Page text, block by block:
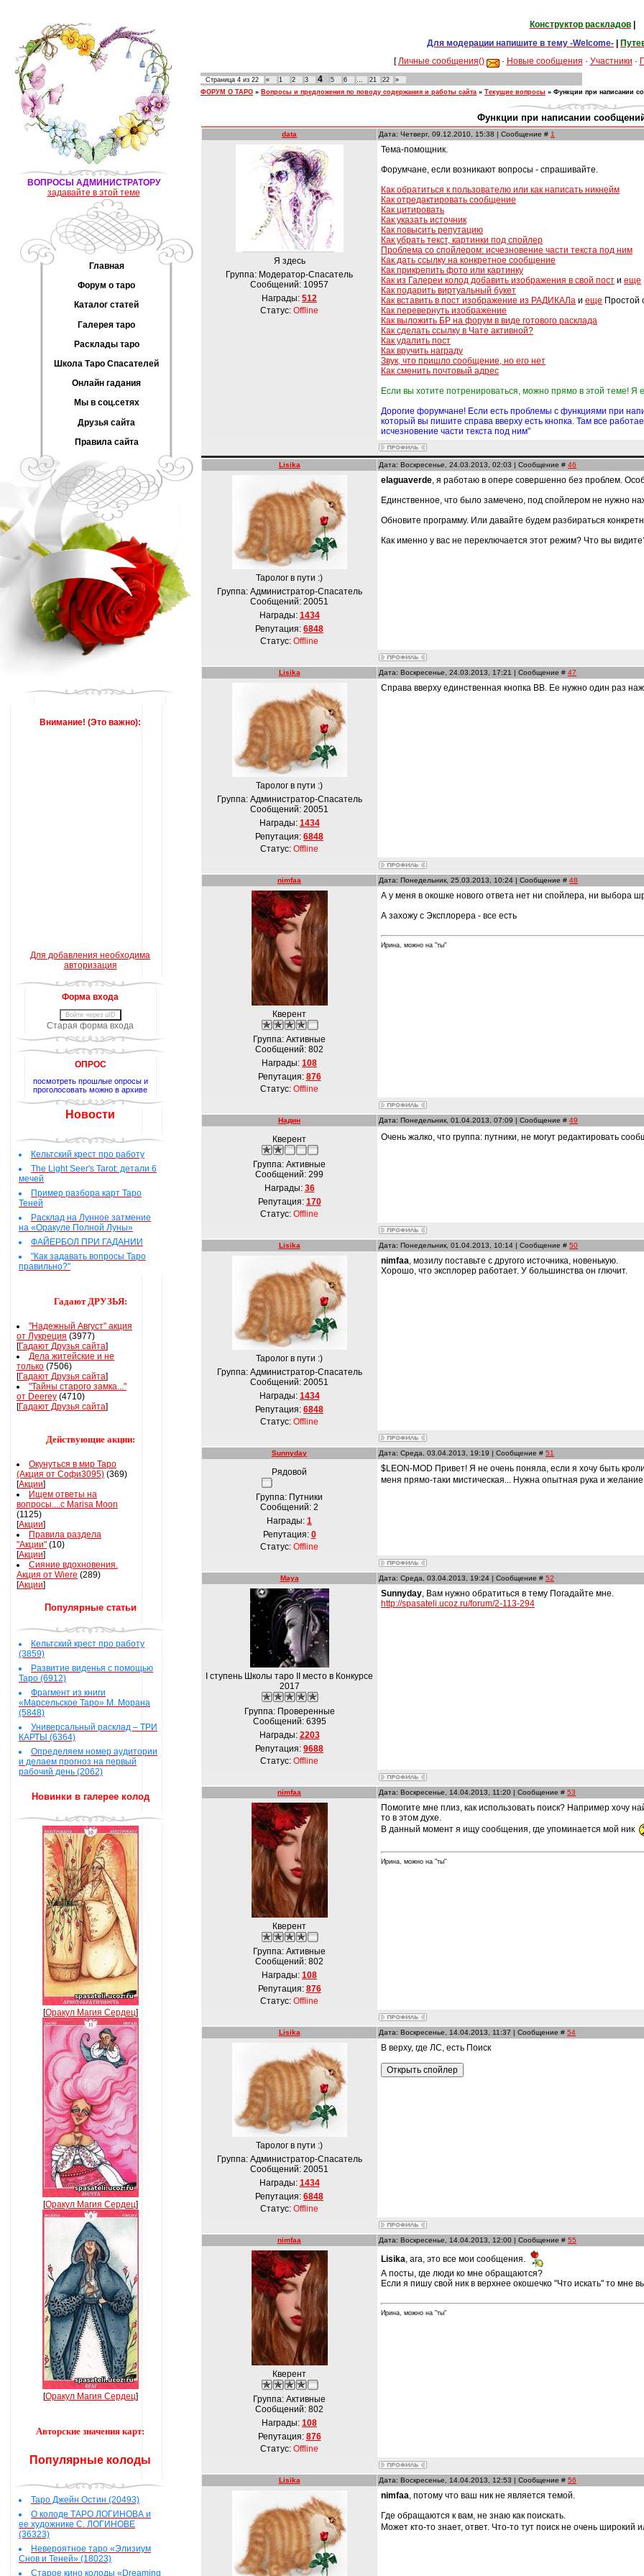
ВОПРОСЫ АДМИНИСТРАТОРУ
задавайте в этой теме
Главная
Форум о таро
Каталог статей
Галерея таро
Расклады таро
Школа Таро Спасателей
Онлайн гадания
Мы в соц.сетях
Друзья сайта
Правила сайта
Внимание! (Это важно):
Для добавления необходима
авторизация
Форма входа
Войти через uID
Старая форма входа
ОПРОС
посмотреть прошлые опросы и
проголосовать можно в архиве
Новости
Кельтский крест про работу
The Light Seer's Tarot: детали 6
мечей
Пример разбора карт Таро
Теней
Расклад на Лунное затмение
на «Оракуле Полной Луны»
ФАЙЕРБОЛ ПРИ ГАДАНИИ
"Как задавать вопросы Таро
правильно?"
Гадают ДРУЗЬЯ:
"Надежный Август" акция
от Лукреция (3977)
[Гадают Друзья сайта]
Дела житейские и не
только (7506)
[Гадают Друзья сайта]
"Тайны старого замка..."
от Deerey (4710)
[Гадают Друзья сайта]
Действующие акции:
Окунуться в мир Таро
(Акция от Софи3095) (369)
[Акции]
Ищем ответы на
вопросы....с Marisa Moon
(1125)
[Акции]
Правила раздела
"Акции" (10)
[Акции]
Сияние вдохновения.
Акция от Wiere (289)
[Акции]
Популярные статьи
Кельтский крест про работу
(3859)
Развитие виденья с помощью
Таро (6912)
Фрагмент из книги
«Марсельское Таро» М. Морана
(5848)
Универсальный расклад – ТРИ
КАРТЫ (6364)
Определяем номер аудитории
и делаем прогноз на первый
рабочий день (2062)
Новинки в галерее колод
[Оракул Магия Сердец]
[Оракул Магия Сердец]
[Оракул Магия Сердец]
Авторские значения карт:
Популярные колоды
Таро Джейн Остин (20493)
О колоде ТАРО ЛОГИНОВА и
ее художнике С. ЛОГИНОВЕ
(36323)
Невероятное таро «Элизиум
Снов и Теней» (18023)
Старое кино колоды «Dreaming
Конструктор раскладов|
Для модерации напишите в тему -Welcome-
[ Личные сообщения() · Новые сообщения · Участники ·
Страница 4 из 22 « 1 2 3 4 5 6 … 21 22
»
ФОРУМ О ТАРО » Вопросы и предложения по поводу содержания и работы сайта » Текущие вопросы » Функции при написании
Функции при написании
data Дата: Четверг, 09.12.2010, 15:38 | Сообщение # 1
Я здесь
Группа: Модератор-Спасатель
Сообщений: 10957
Награды: 512
Статус: Offline
Тема-помощник.
Форумчане, если возникают вопросы - спрашивайте.
Как обратиться к пользователю или как написать никнейм
Как отредактировать сообщение
Как цитировать
Как указать источник
Как повысить репутацию
Как убрать текст, картинки под спойлер
Проблема со спойлером: исчезновение части текста под ним
Как дать ссылку на конкретное сообщение
Как прикрепить фото или картинку
Как из Галереи колод добавить изображения в свой пост и еще
Как подарить виртуальный букет
Как вставить в пост изображение из РАДИКАЛа и еще Простой
Как перевернуть изображение
Как выложить БР на форум в виде готового расклада
Как сделать ссылку в Чате активной?
Как удалить пост
Как вручить награду
Звук, что пришло сообщение, но его нет
Как сменить почтовый адрес
Если вы хотите потренироваться, можно прямо в этой теме!
Дорогие форумчане! Если есть проблемы с функциями при
который вы пишите справа вверху есть кнопка. Там все
исчезновение части текста под ним"
Lisika Дата: Воскресенье, 24.03.2013, 02:03 | Сообщение # 46
Таролог в пути :)
Группа: Администратор-Спасатель
Сообщений: 20051
Награды: 1434
Репутация: 6848
Статус: Offline
elaguaverde, я работаю в опере совершенно без проблем.
Единственное, что было замечено, под спойлером не нужно
Обновите программу. Или давайте будем разбираться
Как именно у вас не переключается этот режим? Что вы
Lisika Дата: Воскресенье, 24.03.2013, 17:21 | Сообщение # 47
Таролог в пути :)
Группа: Администратор-Спасатель
Сообщений: 20051
Награды: 1434
Репутация: 6848
Статус: Offline
Справа вверху единственная кнопка ВВ. Ее нужно один раз
nimfaa Дата: Понедельник, 25.03.2013, 10:24 | Сообщение # 48
Кверент
Группа: Активные
Сообщений: 802
Награды: 108
Репутация: 876
Статус: Offline
А у меня в окошке нового ответа нет ни спойлера, ни выбора
А захожу с Эксплорера - все есть
Ирина, можно на "ты"
Надин Дата: Понедельник, 01.04.2013, 07:09 | Сообщение # 49
Кверент
Группа: Активные
Сообщений: 299
Награды: 36
Репутация: 170
Статус: Offline
Очень жалко, что группа: путники, не могут редактировать
Lisika Дата: Понедельник, 01.04.2013, 10:14 | Сообщение # 50
Таролог в пути :)
Группа: Администратор-Спасатель
Сообщений: 20051
Награды: 1434
Репутация: 6848
Статус: Offline
nimfaa, мозилу поставьте с другого источника, новенькую.
Хорошо, что эксплорер работает. У большинства он глючит.
Sunnyday Дата: Среда, 03.04.2013, 19:19 | Сообщение # 51
Рядовой
Группа: Путники
Сообщений: 2
Награды: 1
Репутация: 0
Статус: Offline
$LEON-MOD Привет! Я не очень поняла, если я хочу быть
меня прямо-таки мистическая... Нужна опытная рука и желание
Maya Дата: Среда, 03.04.2013, 19:24 | Сообщение # 52
I ступень Школы таро II место в Конкурсе
2017
Группа: Проверенные
Сообщений: 6395
Награды: 2203
Репутация: 9688
Статус: Offline
Sunnyday, Вам нужно обратиться в тему Погадайте мне.
http://spasateli.ucoz.ru/forum/2-113-294
nimfaa Дата: Воскресенье, 14.04.2013, 11:20 | Сообщение # 53
Кверент
Группа: Активные
Сообщений: 802
Награды: 108
Репутация: 876
Статус: Offline
Помогите мне плиз, как использовать поиск? Например хочу
то в этом духе.
В данный момент я ищу сообщения, где упоминается мой ник
Ирина, можно на "ты"
Lisika Дата: Воскресенье, 14.04.2013, 11:37 | Сообщение # 54
Таролог в пути :)
Группа: Администратор-Спасатель
Сообщений: 20051
Награды: 1434
Репутация: 6848
Статус: Offline
В верху, где ЛС, есть Поиск
nimfaa Дата: Воскресенье, 14.04.2013, 12:00 | Сообщение # 55
Кверент
Группа: Активные
Сообщений: 802
Награды: 108
Репутация: 876
Статус: Offline
Lisika , ага, это все мои сообщения.
А посты, где люди ко мне обращаются?
Если я пишу свой ник в верхнее окошечко "Что искать" то
Ирина, можно на "ты"
Lisika Дата: Воскресенье, 14.04.2013, 12:53 | Сообщение # 56
nimfaa, потому что ваш ник не является темой.
Где обращаются к вам, не знаю как поискать.
Может кто-то знает, ответ. Что-то тут поиск не очень широкий